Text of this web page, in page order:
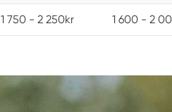
1 750 - 2 250kr 1 600 - 2